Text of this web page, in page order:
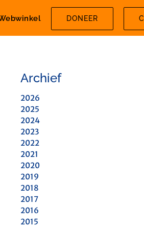
DONEER
Archief
2026
2025
2024
2023
2022
2021
2020
2019
2018
2017
2016
2015